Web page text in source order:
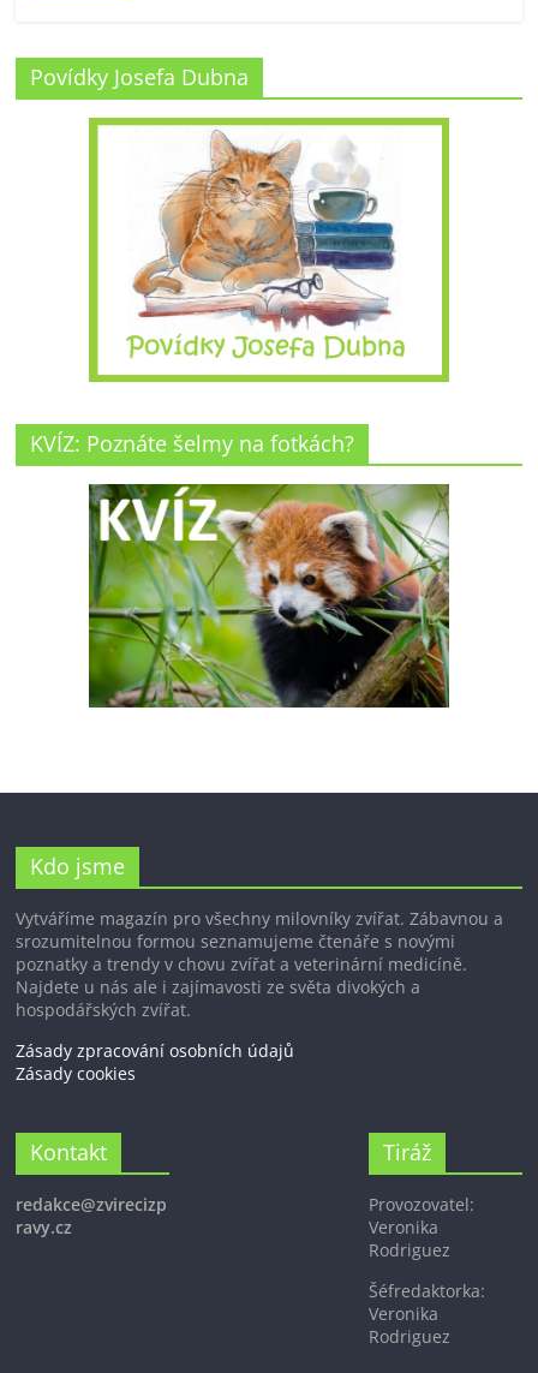
Povídky Josefa Dubna
KVÍZ: Poznáte šelmy na fotkách?
Kdo jsme
Vytváříme magazín pro všechny milovníky zvířat. Zábavnou a
srozumitelnou formou seznamujeme čtenáře s novými
poznatky a trendy v chovu zvířat a veterinární medicíně.
Najdete u nás ale i zajímavosti ze světa divokých a
hospodářských zvířat.
Zásady zpracování osobních údajů
Zásady cookies
Kontakt
redakce@zvirecizp
ravy.cz
Tiráž
Provozovatel:
Veronika
Rodriguez
Šéfredaktorka:
Veronika
Rodriguez